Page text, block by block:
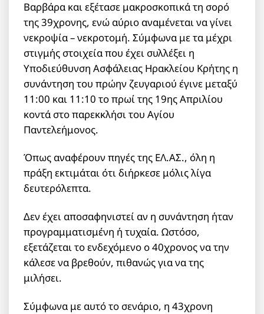
Βαρβάρα και εξέτασε μακροσκοπικά τη σορό
της 39χρονης, ενώ αύριο αναμένεται να γίνει
νεκροψία – νεκροτομή. Σύμφωνα με τα μέχρι
στιγμής στοιχεία που έχει συλλέξει η
Υποδιεύθυνση Ασφάλειας Ηρακλείου Κρήτης η
συνάντηση του πρώην ζευγαριού έγινε μεταξύ
11:00 και 11:10 το πρωί της 19ης Απριλίου
κοντά στο παρεκκλήσι του Αγίου
Παντελεήμονος.
Όπως αναφέρουν πηγές της ΕΛ.ΑΣ., όλη η
πράξη εκτιμάται ότι διήρκεσε μόλις λίγα
δευτερόλεπτα.
Δεν έχει αποσαφηνιστεί αν η συνάντηση ήταν
προγραμματισμένη ή τυχαία. Ωστόσο,
εξετάζεται το ενδεχόμενο ο 40χρονος να την
κάλεσε να βρεθούν, πιθανώς για να της
μιλήσει.
Σύμφωνα με αυτό το σενάριο, η 43χρονη